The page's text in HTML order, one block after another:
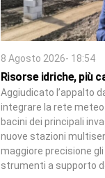
8 Agosto 2026- 18:54
Risorse idriche, più
Aggiudicato l’appalto
integrare la rete
bacini dei principali
nuove stazioni
maggiore precisione
strumenti a supporto